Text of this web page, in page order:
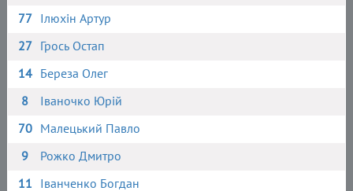
77 Ілюхін Артур
27 Грось Остап
14 Береза Олег
8
Іваночко Юрій
70 Малецький Павло
9
Рожко Дмитро
11 Іванченко Богдан